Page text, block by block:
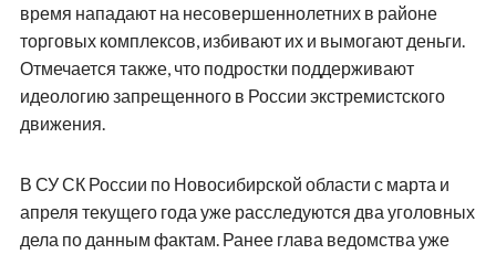
время нападают на несовершеннолетних в районе
торговых комплексов, избивают их и вымогают деньги.
Отмечается также, что подростки поддерживают
идеологию запрещенного в России экстремистского
движения.
В СУ СК России по Новосибирской области с марта и
апреля текущего года уже расследуются два уголовных
дела по данным фактам. Ранее глава ведомства уже